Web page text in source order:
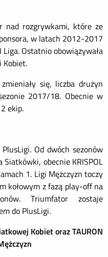
nad rozgrywkami, które ze
w latach 2012-2017
Ostatnio obowiązywała
Kobiet.
się, liczba drużyn
2017/18. Obecnie w
ekip.
Od dwóch sezonów
obecnie KRISPOL
1. Ligi Mężczyzn toczy
kołowym z fazą play-off na
Triumfator zostaje
do PlusLigi.
Kobiet oraz TAURON